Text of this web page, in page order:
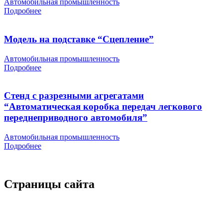
Автомобильная промышленность
Подробнее
Модель на подставке “Сцепление”
Автомобильная промышленность
Подробнее
Стенд с разрезными агрегатами
“Автоматическая коробка передач легкового
переднеприводного автомобиля”
Автомобильная промышленность
Подробнее
Страницы сайта